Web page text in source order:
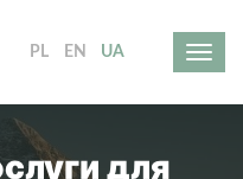
PL EN UA
для